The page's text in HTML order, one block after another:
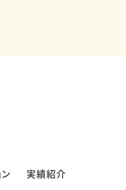
実績紹介